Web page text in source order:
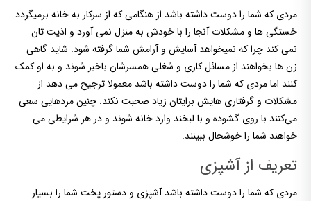
مردی که شما را دوست داشته باشد از هنگامی که از سرکار به خانه برمیگردد
خستگی ها و مشکلات آنجا را با خودش به منزل نمی آورد و اذیت تان
نمی کند چرا که نمیخواهد آسایش و آرامش شما گرفته شود. شاید گاهی
زن ها بخواهند از مسائل کاری و شغلی همسرشان باخبر شوند و به او کمک
کنند اما مردی که شما را دوست داشته باشد معمولا ترجیح می دهد از
مشکلات و گرفتاری هایش برایتان زیاد صحبت نکند. چنین مردهایی سعی
می‌کنند با روی گشوده و با لبخند وارد خانه شوند و در هر شرایطی می
خواهند شما را خوشحال ببینند.
تعریف از آشپزی
مردی که شما را دوست داشته باشد آشپزی و دستور پخت شما را بسیار